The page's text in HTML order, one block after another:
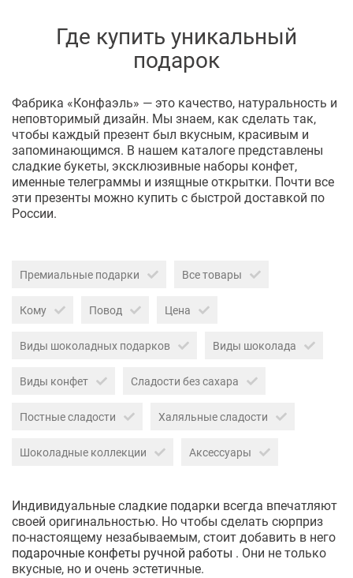
Где купить уникальный
подарок
Фабрика «Конфаэль» — это качество, натуральность и
неповторимый дизайн. Мы знаем, как сделать так,
чтобы каждый презент был вкусным, красивым и
запоминающимся. В нашем каталоге представлены
сладкие букеты, эксклюзивные наборы конфет,
именные телеграммы и изящные открытки. Почти все
эти презенты можно купить с быстрой доставкой по
России.
Премиальные подарки Все товары
Кому Повод Цена
Виды шоколадных подарков Виды шоколада
Виды конфет Сладости без сахара
Постные сладости Халяльные сладости
Шоколадные коллекции Аксессуары
Индивидуальные сладкие подарки всегда впечатляют
своей оригинальностью. Но чтобы сделать сюрприз
по-настоящему незабываемым, стоит добавить в него
подарочные конфеты ручной работы . Они не только
вкусные, но и очень эстетичные.